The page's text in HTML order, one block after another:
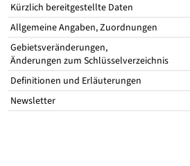
Kürzlich bereitgestellte Daten
Allgemeine Angaben, Zuordnungen
Gebietsveränderungen,
Änderungen zum Schlüsselverzeichnis
Definitionen und Erläuterungen
Newsletter